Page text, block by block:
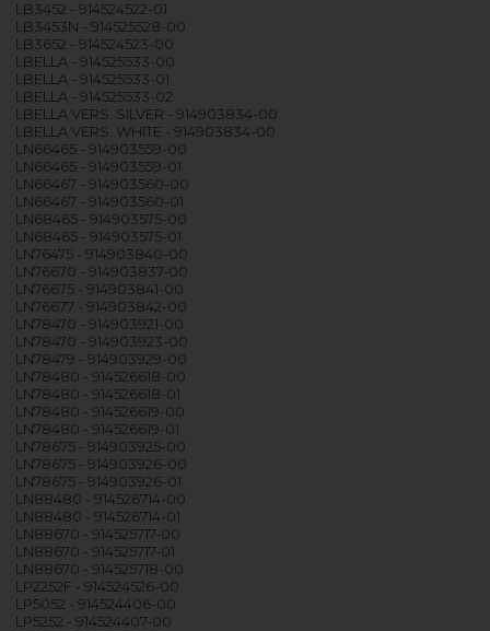
LB3452 - 914524522-01
LB3453N - 914525528-00
LB3652 - 914524523-00
LBELLA - 914525533-00
LBELLA - 914525533-01
LBELLA - 914525533-02
LBELLA VERS. SILVER - 914903834-00
LBELLA VERS. WHITE - 914903834-00
LN66465 - 914903559-00
LN66465 - 914903559-01
LN66467 - 914903560-00
LN66467 - 914903560-01
LN68465 - 914903575-00
LN68465 - 914903575-01
LN76475 - 914903840-00
LN76670 - 914903837-00
LN76675 - 914903841-00
LN76677 - 914903842-00
LN78470 - 914903921-00
LN78470 - 914903923-00
LN78479 - 914903929-00
LN78480 - 914526618-00
LN78480 - 914526618-01
LN78480 - 914526619-00
LN78480 - 914526619-01
LN78675 - 914903925-00
LN78675 - 914903926-00
LN78675 - 914903926-01
LN88480 - 914526714-00
LN88480 - 914526714-01
LN88670 - 914525717-00
LN88670 - 914525717-01
LN88670 - 914525718-00
LP2252F - 914524526-00
LP5052 - 914524406-00
LP5252 - 914524407-00